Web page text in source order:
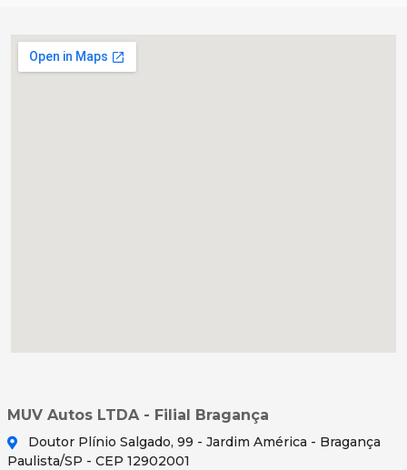
MUV Autos LTDA - Filial Bragança
Doutor Plínio Salgado, 99 - Jardim América - Bragança
Paulista/SP - CEP 12902001